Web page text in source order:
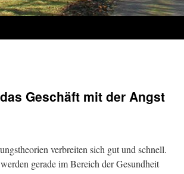
Geschäft mit der Angst
verbreiten sich gut und schnell.
gerade im Bereich der Gesundheit